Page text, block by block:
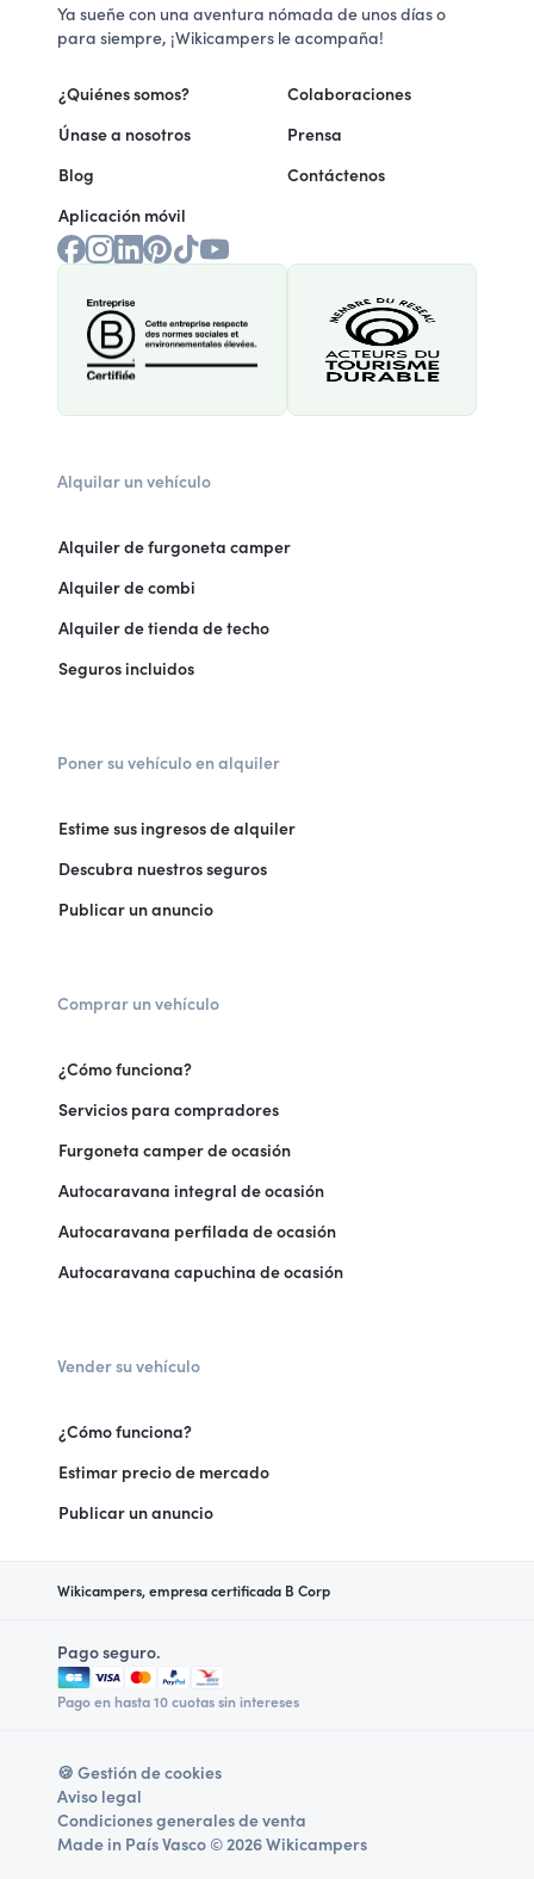
Ya sueñe con una aventura nómada de unos días o
para siempre, ¡Wikicampers le acompaña!
¿Quiénes somos?
Únase a nosotros
Blog
Aplicación móvil
Colaboraciones
Prensa
Contáctenos
Alquilar un vehículo
Alquiler de furgoneta camper
Alquiler de combi
Alquiler de tienda de techo
Seguros incluidos
Poner su vehículo en alquiler
Estime sus ingresos de alquiler
Descubra nuestros seguros
Publicar un anuncio
Comprar un vehículo
¿Cómo funciona?
Servicios para compradores
Furgoneta camper de ocasión
Autocaravana integral de ocasión
Autocaravana perfilada de ocasión
Autocaravana capuchina de ocasión
Vender su vehículo
¿Cómo funciona?
Estimar precio de mercado
Publicar un anuncio
Wikicampers, empresa certificada B Corp
Pago seguro.
Pago en hasta 10 cuotas sin intereses
🍪 Gestión de cookies
Aviso legal
Condiciones generales de venta
Made in País Vasco © 2026 Wikicampers